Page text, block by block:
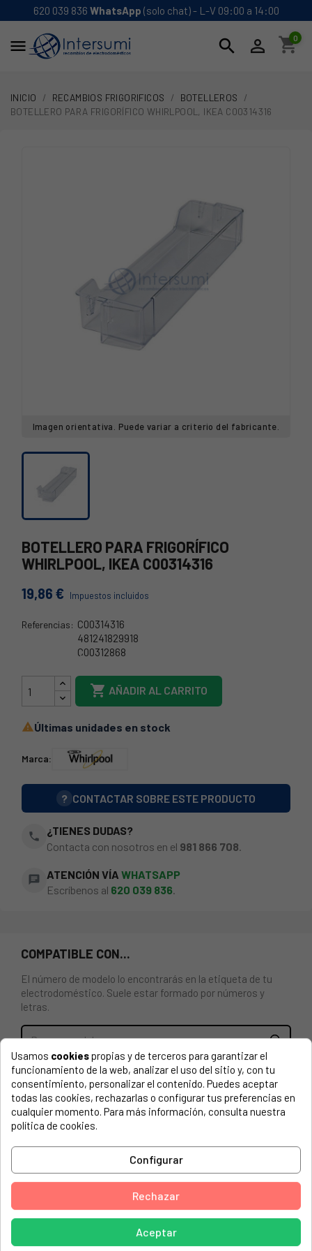
620 039 836 WhatsApp (solo chat) - L-V 09:00 a 14:00
 search  shopping_cart
0
INICIO RECAMBIOS FRIGORIFICOS
BOTELLEROS
BOTELLERO PARA FRIGORÍFICO WHIRLPOOL, IKEA C00314316
Imagen orientativa. Puede variar a criterio del fabricante.
BOTELLERO PARA FRIGORÍFICO
WHIRLPOOL, IKEA C00314316
19,86 € Impuestos incluidos
Referencias: C00314316
481241829918
C00312868
481010476967
 AÑADIR AL CARRITO
Últimas unidades en stock
Marca:
? CONTACTAR SOBRE ESTE PRODUCTO
phone
¿TIENES DUDAS?
Contacta con nosotros en el 981 866 708
chat ATENCIÓN VÍA WHATSAPP
Escríbenos al 620 039 836.
COMPATIBLE CON...
El número de modelo lo encontrarás en la etiqueta de tu
electrodoméstico. Suele estar formado por números y
letras.
ESTANTE BOTELLERO PARA FRIGORÍFICO WHIRLPOOL,
IKEA. 481010476967, C00314316. Medidas: 440 x 113 x 66
mm.
BAUKNECHT, 750370715001 RE121
BAUKNECHT, 750370796001 RE120
BAUKNECHT, 759991621251 FRYSA 30497273
BAUKNECHT, 759991621690 TINAD70366053
BAUKNECHT, 759991621700 TINAD20366079
BAUKNECHT, 759991622130 TINAD40366078
Usamos cookiespropias y de terceros para garantizar el
funcionamiento de la web, analizar el uso del sitio y, con tu
consentimiento, personalizar el contenido. Puedes aceptar
todas las cookies, rechazarlas o configurar tus preferencias en
cualquier momento. Para más información, consulta nuestra
política de cookies.
Configurar
Rechazar
Aceptar